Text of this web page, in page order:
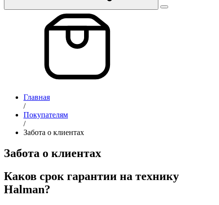
Главная
/
Покупателям
/
Забота о клиентах
Забота о клиентах
Каков срок гарантии на технику
Halman?